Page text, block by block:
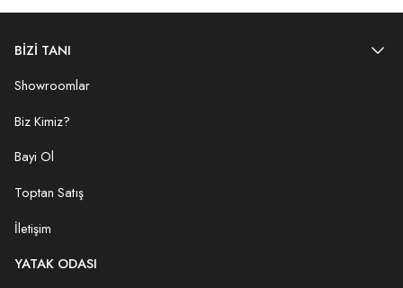
BİZİ TANI
Showroomlar
Biz Kimiz?
Bayi Ol
Toptan Satış
İletişim
YATAK ODASI